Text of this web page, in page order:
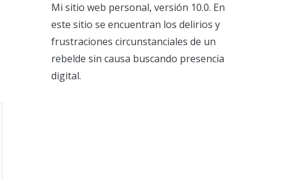
Mi sitio web personal, versión 10.0. En
este sitio se encuentran los delirios y
frustraciones circunstanciales de un
rebelde sin causa buscando presencia
digital.